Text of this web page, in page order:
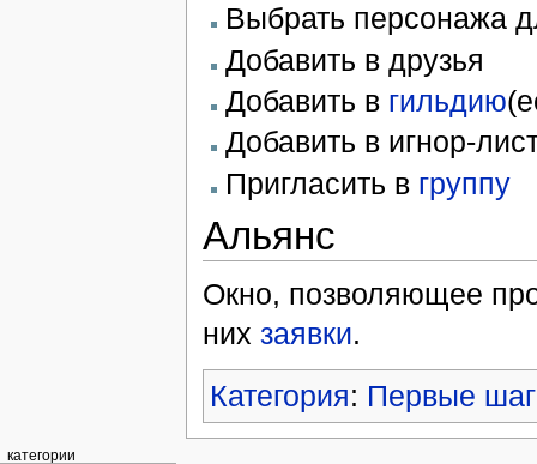
Выбрать персонажа
Добавить в друзья
Добавить в гильдию
Добавить в игнор-
Пригласить в группу
Альянс
Окно, позволяющее
них заявки.
Категория: Первые
категории